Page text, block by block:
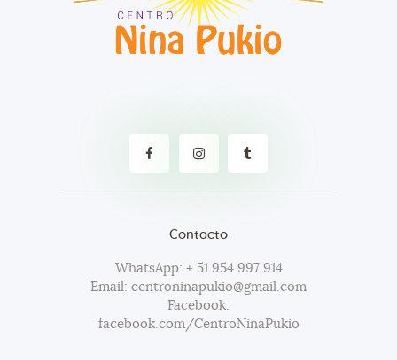
Contacto
WhatsApp: + 51 954 997 914
Email: centroninapukio@gmail.com
Facebook:
facebook.com/CentroNinaPukio